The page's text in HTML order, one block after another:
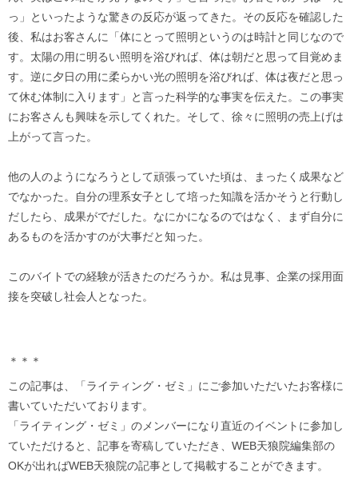
っ」といったような驚きの反応が返ってきた。その反応を確認した
後、私はお客さんに「体にとって照明というのは時計と同じなので
す。太陽の用に明るい照明を浴びれば、体は朝だと思って目覚めま
す。逆に夕日の用に柔らかい光の照明を浴びれば、体は夜だと思っ
て休む体制に入ります」と言った科学的な事実を伝えた。この事実
にお客さんも興味を示してくれた。そして、徐々に照明の売上げは
上がって言った。
他の人のようになろうとして頑張っていた頃は、まったく成果など
でなかった。自分の理系女子として培った知識を活かそうと行動し
だしたら、成果がでだした。なにかになるのではなく、まず自分に
あるものを活かすのが大事だと知った。
このバイトでの経験が活きたのだろうか。私は見事、企業の採用面
接を突破し社会人となった。
＊＊＊
この記事は、「ライティング・ゼミ」にご参加いただいたお客様に
書いていただいております。
「ライティング・ゼミ」のメンバーになり直近のイベントに参加し
ていただけると、記事を寄稿していただき、WEB天狼院編集部の
OKが出ればWEB天狼院の記事として掲載することができます。